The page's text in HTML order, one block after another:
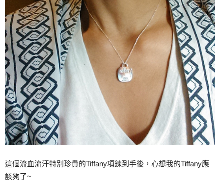
這個流血流汗特別珍貴的Tiffany項鍊到手後，心想我的Tiffany應
該夠了~